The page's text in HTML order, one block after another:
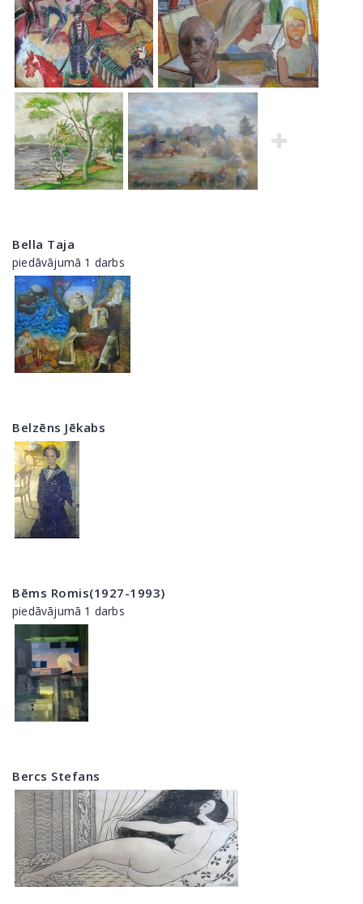
Bella Taja
piedāvājumā 1 darbs
Belzēns Jēkabs
Bēms Romis(1927-1993)
piedāvājumā 1 darbs
Bercs Stefans